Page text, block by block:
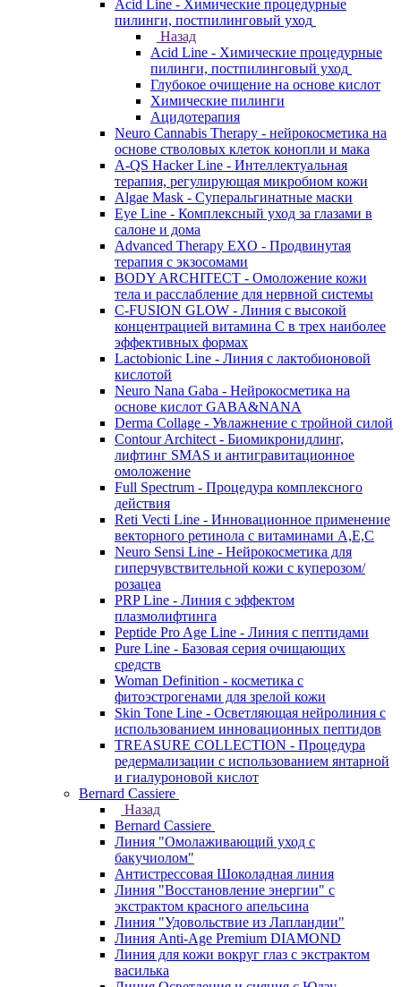
Acid Line - Химические процедурные
пилинги, постпилинговый уход
Назад
Acid Line - Химические процедурные
пилинги, постпилинговый уход
Глубокое очищение на основе кислот
Химические пилинги
Ацидотерапия
Neuro Cannabis Therapy - нейрокосметика на
основе стволовых клеток конопли и мака
A-QS Hacker Line - Интеллектуальная
терапия, регулирующая микробиом кожи
Algae Mask - Суперальгинатные маски
Eye Line - Комплексный уход за глазами в
салоне и дома
Advanced Therapy EXO - Продвинутая
терапия с экзосомами
BODY ARCHITECT - Омоложение кожи
тела и расслабление для нервной системы
C-FUSION GLOW - Линия с высокой
концентрацией витамина C в трех наиболее
эффективных формах
Lactobionic Line - Линия с лактобионовой
кислотой
Neuro Nana Gaba - Нейрокосметика на
основе кислот GABA&NANA
Derma Collage - Увлажнение с тройной силой
Contour Architect - Биомикронидлинг,
лифтинг SMAS и антигравитационное
омоложение
Full Spectrum - Процедура комплексного
действия
Reti Vecti Line - Инновационное применение
векторного ретинола с витаминами A,Е,С
Neuro Sensi Line - Нейрокосметика для
гиперчувствительной кожи с куперозом/
розацеа
PRP Line - Линия с эффектом
плазмолифтинга
Peptide Pro Age Line - Линия с пептидами
Pure Line - Базовая серия очищающих
средств
Woman Definition - косметика с
фитоэстрогенами для зрелой кожи
Skin Tone Line - Осветляющая нейролиния с
использованием инновационных пептидов
TREASURE COLLECTION - Процедура
редермализации с использованием янтарной
и гиалуроновой кислот
Bernard Cassiere
Назад
Bernard Cassiere
Линия "Омолаживающий уход с
бакучиолом"
Антистрессовая Шоколадная линия
Линия "Восстановление энергии" с
экстрактом красного апельсина
Линия "Удовольствие из Лапландии"
Линия Anti-Age Premium DIAMOND
Линия для кожи вокруг глаз с экстрактом
василька